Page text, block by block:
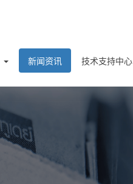
新闻资讯 技术支持中心